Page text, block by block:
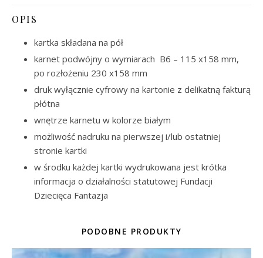
OPIS
kartka składana na pół
karnet podwójny o wymiarach B6 – 115 x158 mm,
po rozłożeniu 230 x158 mm
druk wyłącznie cyfrowy na kartonie z delikatną fakturą
płótna
wnętrze karnetu w kolorze białym
możliwość nadruku na pierwszej i/lub ostatniej
stronie kartki
w środku każdej kartki wydrukowana jest krótka
informacja o działalności statutowej Fundacji
Dziecięca Fantazja
PODOBNE PRODUKTY